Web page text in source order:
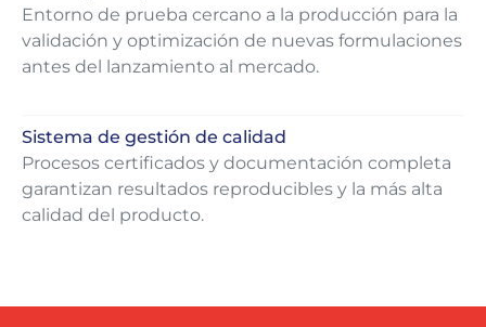
Entorno de prueba cercano a la producción para la
validación y optimización de nuevas formulaciones
antes del lanzamiento al mercado.
Sistema de gestión de calidad
Procesos certificados y documentación completa
garantizan resultados reproducibles y la más alta
calidad del producto.